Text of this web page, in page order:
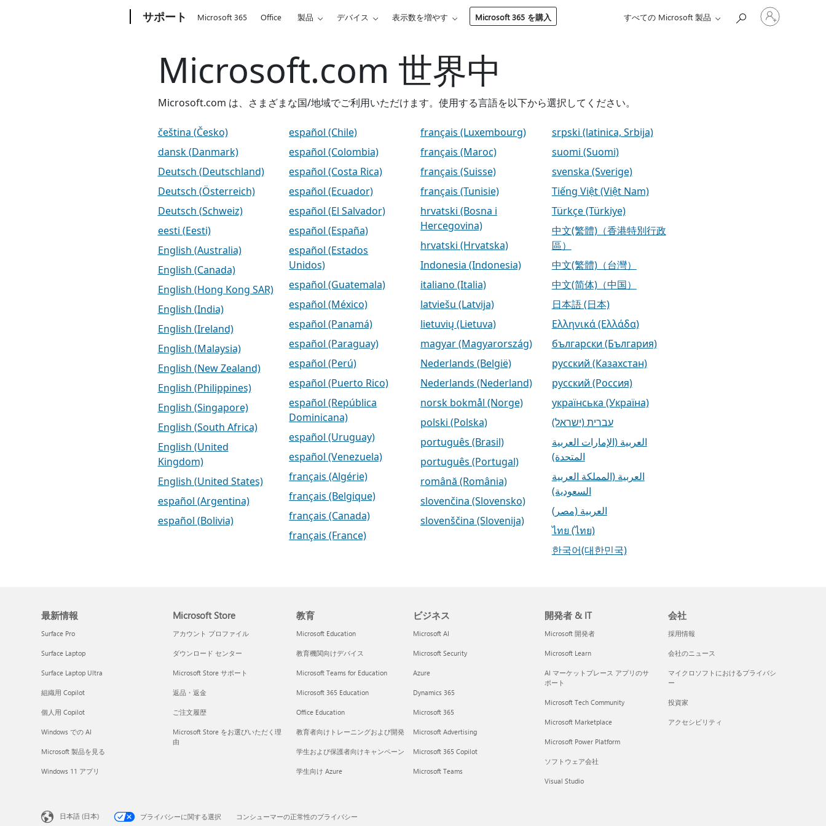
サポート Microsoft 365 Office 製品 デバイス 表示数を増やす Microsoft 365 を購入 すべての Microsoft 製品
カ
Microsoft.com 世界中
Microsoft.com は、さまざまな国/地域でご利用いただけます。使用する言語を以下から選択してください。
čeština (Česko)
dansk (Danmark)
Deutsch (Deutschland)
Deutsch (Österreich)
Deutsch (Schweiz)
eesti (Eesti)
English (Australia)
English (Canada)
English (Hong Kong SAR)
English (India)
English (Ireland)
English (Malaysia)
English (New Zealand)
English (Philippines)
English (Singapore)
English (South Africa)
English (United
Kingdom)
English (United States)
español (Argentina)
español (Bolivia)
español (Chile)
español (Colombia)
español (Costa Rica)
español (Ecuador)
español (El Salvador)
español (España)
español (Estados
Unidos)
español (Guatemala)
español (México)
español (Panamá)
español (Paraguay)
español (Perú)
español (Puerto Rico)
español (República
Dominicana)
español (Uruguay)
español (Venezuela)
français (Algérie)
français (Belgique)
français (Canada)
français (France)
français (Luxembourg)
français (Maroc)
français (Suisse)
français (Tunisie)
hrvatski (Bosna i
Hercegovina)
hrvatski (Hrvatska)
Indonesia (Indonesia)
italiano (Italia)
latviešu (Latvija)
lietuvių (Lietuva)
magyar (Magyarország)
Nederlands (België)
Nederlands (Nederland)
norsk bokmål (Norge)
polski (Polska)
português (Brasil)
português (Portugal)
română (România)
slovenčina (Slovensko)
slovenščina (Slovenija)
srpski (latinica, Srbija)
suomi (Suomi)
svenska (Sverige)
Tiếng Việt (Việt Nam)
Türkçe (Türkiye)
中文(繁體)（香港特別行政
區）
中文(繁體)（台灣）
中文(简体)（中国）
日本語 (日本)
Ελληνικά (Ελλάδα)
български (България)
русский (Казахстан)
русский (Россия)
українська (Україна)
עברית (ישראל)
العربية (الإمارات العربية
المتحدة)
العربية (المملكة العربية
السعودية)
العربية (مصر)
ไทย (ไทย)
한국어(대한민국)
最新情報
Surface Pro
Surface Laptop
Surface Laptop Ultra
組織用 Copilot
個人用 Copilot
Windows での AI
Microsoft 製品を見る
Windows 11 アプリ
Microsoft Store
アカウント プロファイル
ダウンロード センター
Microsoft Store サポート
返品・返金
ご注文履歴
Microsoft Store をお選びいただく理
由
教育
Microsoft Education
教育機関向けデバイス
Microsoft Teams for Education
Microsoft 365 Education
Office Education
教育者向けトレーニングおよび開発
学生および保護者向けキャンペーン
学生向け Azure
ビジネス
Microsoft AI
Microsoft Security
Azure
Dynamics 365
Microsoft 365
Microsoft Advertising
Microsoft 365 Copilot
Microsoft Teams
開発者 & IT
Microsoft 開発者
Microsoft Learn
AI マーケットプレース アプリのサ
ポート
Microsoft Tech Community
Microsoft Marketplace
Microsoft Power Platform
ソフトウェア会社
Visual Studio
会社
採用情報
会社のニュース
マイクロソフトにおけるプライバシ
ー
投資家
アクセシビリティ
日本語 (日本) プライバシーに関する選択 コンシューマーの正常性のプライバシー